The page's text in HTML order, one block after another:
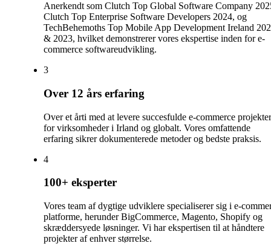
Anerkendt som Clutch Top Global Software Company
Clutch Top Enterprise Software Developers 2024, og
TechBehemoths Top Mobile App Development Ireland
& 2023, hvilket demonstrerer vores ekspertise inden for e-
commerce softwareudvikling.
3
Over 12 års erfaring
Over et årti med at levere succesfulde e-commerce projekter
for virksomheder i Irland og globalt. Vores omfattende
erfaring sikrer dokumenterede metoder og bedste praksis.
4
100+ eksperter
Vores team af dygtige udviklere specialiserer sig i e-
platforme, herunder BigCommerce, Magento, Shopify og
skræddersyede løsninger. Vi har ekspertisen til at håndtere
projekter af enhver størrelse.